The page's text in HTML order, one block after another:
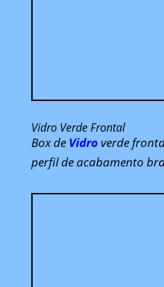
Vidro Verde Frontal
Box de Vidroverde
perfil de acabamento